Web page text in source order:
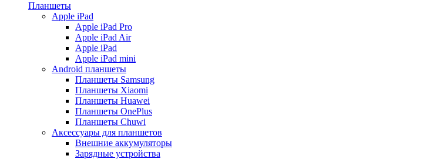
Планшеты
Apple iPad
Apple iPad Pro
Apple iPad Air
Apple iPad
Apple iPad mini
Android планшеты
Планшеты Samsung
Планшеты Xiaomi
Планшеты Huawei
Планшеты OnePlus
Планшеты Chuwi
Аксессуары для планшетов
Внешние аккумуляторы
Зарядные устройства